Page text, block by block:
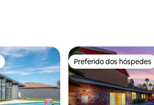
Preferido dos hóspedes
Preferido dos hóspedes